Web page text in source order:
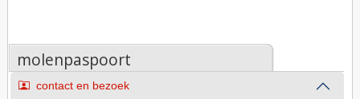
molenpaspoort
contact en bezoek